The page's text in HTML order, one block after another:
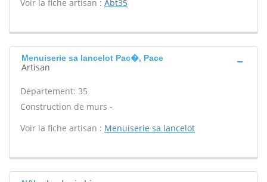
Voir la fiche artisan : Abt35
Menuiserie sa lancelot Pac�, Pace
Artisan
Département: 35
Construction de murs -
Voir la fiche artisan : Menuiserie sa lancelot